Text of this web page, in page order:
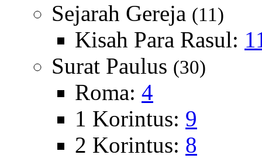
Sejarah Gereja (11)
Kisah Para Rasul:
Surat Paulus (30)
Roma: 4
1 Korintus: 9
2 Korintus: 8